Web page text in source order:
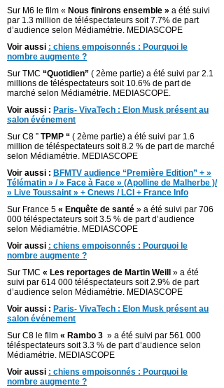
Sur M6 le film « Nous finirons ensemble » a été suivi
par 1.3 million de téléspectateurs soit 7.7% de part
d’audience selon Médiamétrie. MEDIASCOPE
Voir aussi : chiens empoisonnés : Pourquoi le
nombre augmente ?
Sur TMC “Quotidien” ( 2ème partie) a été suivi par 2.1
millions de téléspectateurs soit 10.6% de part de
marché selon Médiamétrie. MEDIASCOPE.
Voir aussi : Paris- VivaTech : Elon Musk présent au
salon événement
Sur C8 ” TPMP “ ( 2ème partie) a été suivi par 1.6
million de téléspectateurs soit 8.2 % de part de marché
selon Médiamétrie. MEDIASCOPE
Voir aussi : BFMTV audience “Première Edition” + »
Télématin » / » Face à Face » (Apolline de Malherbe )/
» Live Toussaint » + Cnews / LCI + France Info
Sur France 5 « Enquête de santé » a été suivi par 706
000 téléspectateurs soit 3.5 % de part d’audience
selon Médiamétrie. MEDIASCOPE
Voir aussi : chiens empoisonnés : Pourquoi le
nombre augmente ?
Sur TMC « Les reportages de Martin Weill
» a été
suivi par 614 000 téléspectateurs soit 2.9% de part
d’audience selon Médiamétrie. MEDIASCOPE
Voir aussi : Paris- VivaTech : Elon Musk présent au
salon événement
Sur C8 le film « Rambo 3 » a été suivi par 561 000
téléspectateurs soit 3.3 % de part d’audience selon
Médiamétrie. MEDIASCOPE
Voir aussi : chiens empoisonnés : Pourquoi le
nombre augmente ?